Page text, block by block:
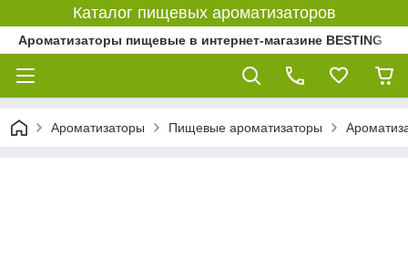
Каталог пищевых ароматизаторов
Ароматизаторы пищевые в интернет-магазине BESTING
Ароматизаторы Пищевые ароматизаторы